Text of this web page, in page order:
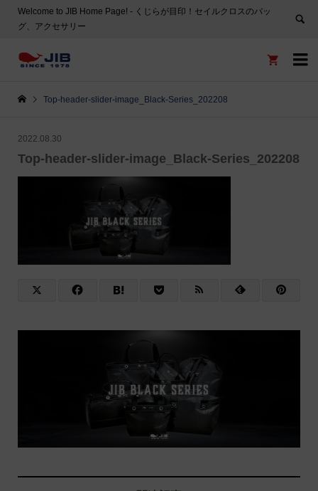
Welcome to JIB Home Page! ‐ くじらが目印！セイルクロスのバッ
グ、アクセサリー


Top-header-slider-image_Black-Series_202208
2022.08.30
Top-header-slider-image_Black-Series_202208